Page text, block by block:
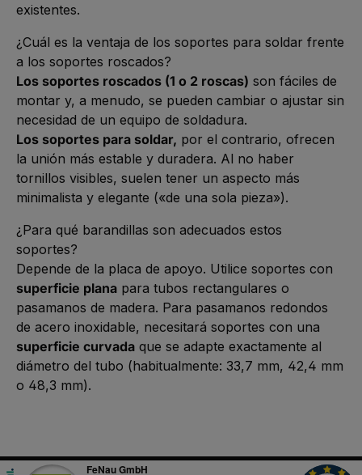
existentes.
¿Cuál es la ventaja de los soportes para soldar frente
a los soportes roscados?
Los soportes roscados (1 o 2 roscas) son fáciles de
montar y, a menudo, se pueden cambiar o ajustar sin
necesidad de un equipo de soldadura.
Los soportes para soldar, por el contrario, ofrecen
la unión más estable y duradera. Al no haber
tornillos visibles, suelen tener un aspecto más
minimalista y elegante («de una sola pieza»).
¿Para qué barandillas son adecuados estos
soportes?
Depende de la placa de apoyo. Utilice soportes con
superficie plana para tubos rectangulares o
pasamanos de madera. Para pasamanos redondos
de acero inoxidable, necesitará soportes con una
superficie curvada que se adapte exactamente al
diámetro del tubo (habitualmente: 33,7 mm, 42,4 mm
o 48,3 mm).